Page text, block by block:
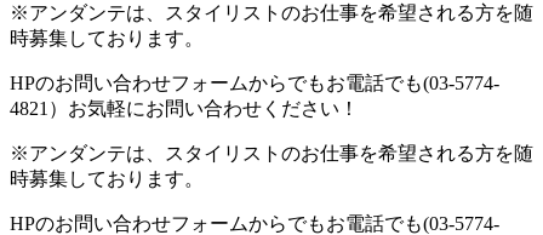
※アンダンテは、スタイリストのお仕事を希望される方を随
時募集しております。
HPのお問い合わせフォームからでもお電話でも(03-5774-
4821）お気軽にお問い合わせください！
※アンダンテは、スタイリストのお仕事を希望される方を随
時募集しております。
HPのお問い合わせフォームからでもお電話でも(03-5774-